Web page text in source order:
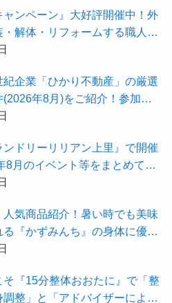
ャンペーン』大好評開催中！外
解体・リフォームする職人を
職人さん.com』がオススメ
企業「ひかり不動産」の厳選
(2026年8月)をご紹介！参加費
”新潟工場見学会』のご予約も
ンドリーリリアン上里』で開催
8月のイベント等をまとめてご
人気商品紹介！暑い時でも美味
る『かずみんち』の身体に優し
り減塩パンを召し上がれ♪
そ『15分整体おおたに』で「整
整」と「アドバイザーによる